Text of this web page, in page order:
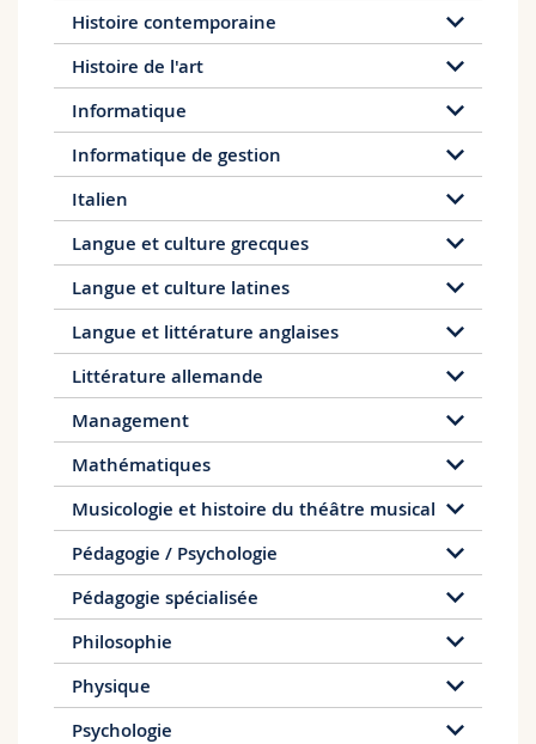
Histoire contemporaine
Histoire de l'art
Informatique
Informatique de gestion
Italien
Langue et culture grecques
Langue et culture latines
Langue et littérature anglaises
Littérature allemande
Management
Mathématiques
Musicologie et histoire du théâtre musical
Pédagogie / Psychologie
Pédagogie spécialisée
Philosophie
Physique
Psychologie